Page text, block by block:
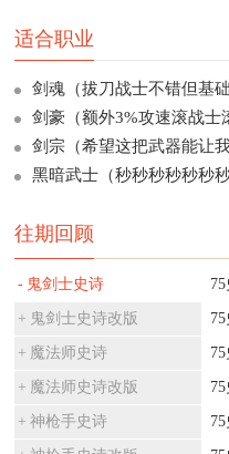
适合职业
剑魂（拔刀战士不错但基
剑豪（额外3%攻速滚战士
剑宗（希望这把武器能让
黑暗武士（秒秒秒秒秒秒
往期回顾
鬼剑士史诗
鬼剑士史诗改版
魔法师史诗
魔法师史诗改版
神枪手史诗